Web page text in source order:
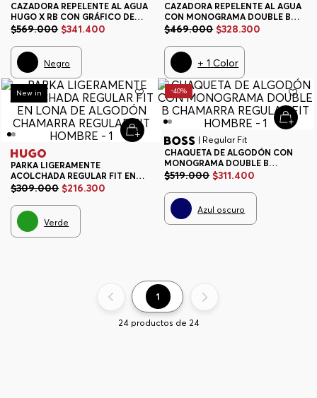
CAZADORA REPELENTE AL AGUA
HUGO X RB CON GRÁFICO DE
TORO DEGRADADO CHAMARRA
$569.000 $341.400
Negro
CAZADORA REPELENTE AL AGUA
CON MONOGRAMA DOUBLE B
CHAMARRA REGULAR FIT
$469.000 $328.300
+1 Color
-30%
New in
PARKA LIGERAMENTE
ACOLCHADA REGULAR FIT EN
LONA DE ALGODÓN CHAMARRA
$309.000 $216.300
Verde
-40%
| Regular Fit
CHAQUETA DE ALGODÓN CON
MONOGRAMA DOUBLE B
CHAMARRA REGULAR FIT
$519.000 $311.400
Azul oscuro
1
24 productos de 24